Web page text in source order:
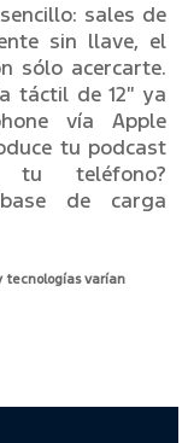
sales de
sin llave, el
sólo acercarte.
táctil de 12″ ya
vía Apple
tu podcast
tu teléfono?
de carga
tecnologías varían